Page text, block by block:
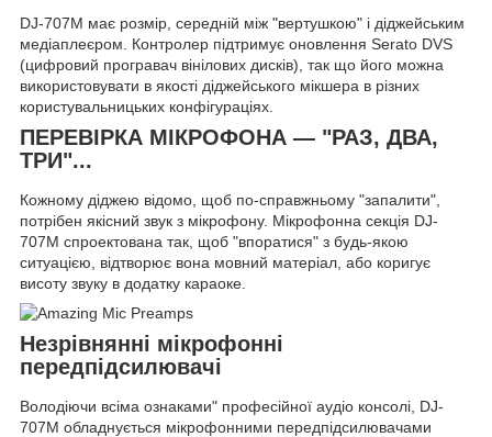
DJ-707M має розмір, середній між "вертушкою" і діджейським
медіаплеєром. Контролер підтримує оновлення Serato DVS
(цифровий програвач вінілових дисків), так що його можна
використовувати в якості діджейського мікшера в різних
користувальницьких конфігураціях.
ПЕРЕВІРКА МІКРОФОНА — "РАЗ, ДВА,
ТРИ"...
Кожному діджею відомо, щоб по-справжньому "запалити",
потрібен якісний звук з мікрофону. Мікрофонна секція DJ-
707M спроектована так, щоб "впоратися" з будь-якою
ситуацією, відтворює вона мовний матеріал, або коригує
висоту звуку в додатку караоке.
Незрівнянні мікрофонні
передпідсилювачі
Володіючи всіма ознаками" професійної аудіо консолі, DJ-
707M обладнується мікрофонними передпідсилювачами